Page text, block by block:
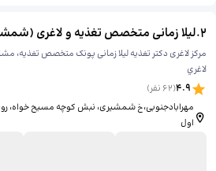
2
.لیلا زمانی متخصص تغذیه و لاغری
مرکز لاغری دکتر تغذیه لیلا زمانی پونک متخصص تغذیه،
لاغري
4.9
(
62 نفر)
اول